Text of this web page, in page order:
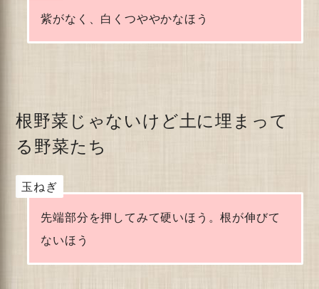
紫がなく、白くつややかなほう
根野菜じゃないけど土に埋まって
る野菜たち
玉ねぎ
先端部分を押してみて硬いほう。根が伸びて
ないほう